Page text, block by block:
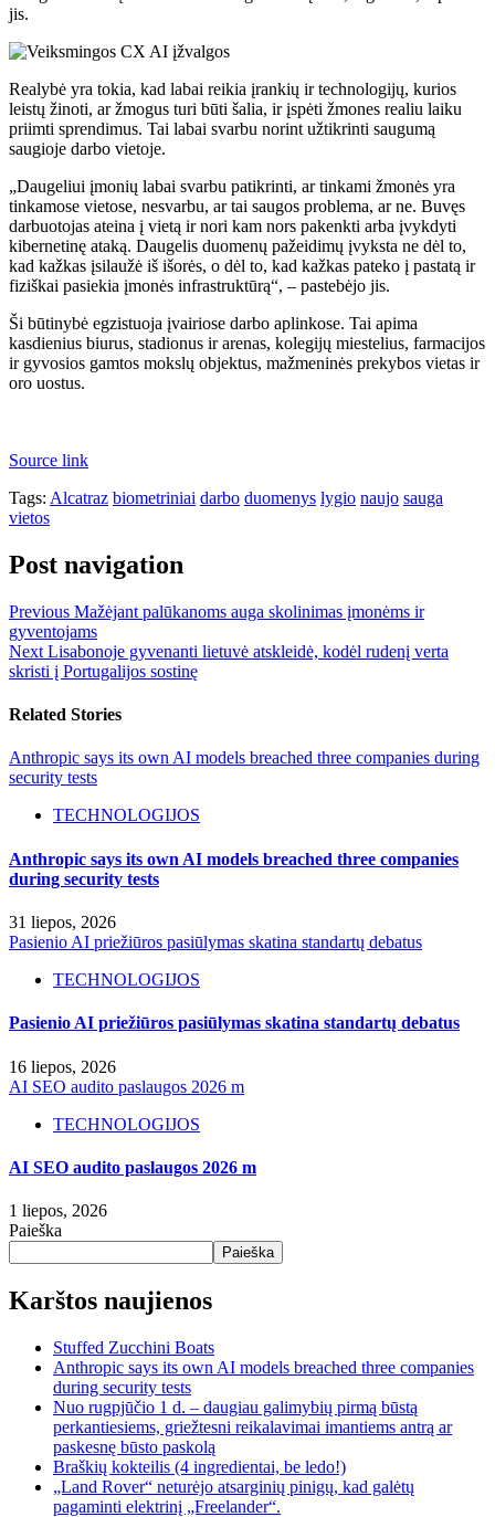
jis.
Realybė yra tokia, kad labai reikia įrankių ir technologijų, kurios
leistų žinoti, ar žmogus turi būti šalia, ir įspėti žmones realiu laiku
priimti sprendimus. Tai labai svarbu norint užtikrinti saugumą
saugioje darbo vietoje.
„Daugeliui įmonių labai svarbu patikrinti, ar tinkami žmonės yra
tinkamose vietose, nesvarbu, ar tai saugos problema, ar ne. Buvęs
darbuotojas ateina į vietą ir nori kam nors pakenkti arba įvykdyti
kibernetinę ataką. Daugelis duomenų pažeidimų įvyksta ne dėl to,
kad kažkas įsilaužė iš išorės, o dėl to, kad kažkas pateko į pastatą ir
fiziškai pasiekia įmonės infrastruktūrą“, – pastebėjo jis.
Ši būtinybė egzistuoja įvairiose darbo aplinkose. Tai apima
kasdienius biurus, stadionus ir arenas, kolegijų miestelius, farmacijos
ir gyvosios gamtos mokslų objektus, mažmeninės prekybos vietas ir
oro uostus.
Source link
Tags: Alcatraz biometriniai darbo duomenys lygio naujo sauga
vietos
Post navigation
Previous Mažėjant palūkanoms auga skolinimas įmonėms ir
gyventojams
Next Lisabonoje gyvenanti lietuvė atskleidė, kodėl rudenį verta
skristi į Portugalijos sostinę
Related Stories
Anthropic says its own AI models breached three companies during
security tests
TECHNOLOGIJOS
Anthropic says its own AI models breached three companies
during security tests
31 liepos, 2026
Pasienio AI priežiūros pasiūlymas skatina standartų debatus
TECHNOLOGIJOS
Pasienio AI priežiūros pasiūlymas skatina standartų debatus
16 liepos, 2026
AI SEO audito paslaugos 2026 m
TECHNOLOGIJOS
AI SEO audito paslaugos 2026 m
1 liepos, 2026
Paieška
Paieška
Karštos naujienos
Stuffed Zucchini Boats
Anthropic says its own AI models breached three companies
during security tests
Nuo rugpjūčio 1 d. – daugiau galimybių pirmą būstą
perkantiesiems, griežtesni reikalavimai imantiems antrą ar
paskesnę būsto paskolą
Braškių kokteilis (4 ingredientai, be ledo!)
„Land Rover“ neturėjo atsarginių pinigų, kad galėtų
pagaminti elektrinį „Freelander“.